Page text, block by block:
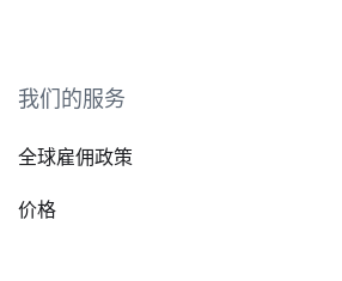
我们的服务
全球雇佣政策
价格